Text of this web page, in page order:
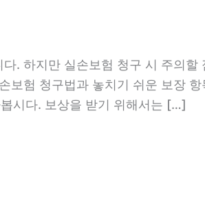
. 하지만 실손보험 청구 시 주의
험 청구법과 놓치기 쉬운 보장
시다. 보상을 받기 위해서는 […]